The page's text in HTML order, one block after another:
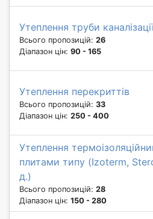
Утеплення труби
Всього пропозицій: 26
Діапазон цін: 90 - 165
Утеплення перекриттів
Всього пропозицій: 33
Діапазон цін: 250 - 400
Утеплення
плитами типу (Izoterm,
д.)
Всього пропозицій: 28
Діапазон цін: 150 - 280